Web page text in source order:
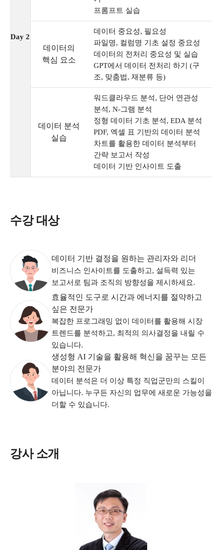
Day 2
프롬프트 실습
데이터의
핵심 요소
데이터 중요성, 필요성
파일명, 컬럼명 기초 설정 중요성
데이터의 전처리 중요성 및 실습
GPT에서 데이터 전처리 하기 (구
조, 맞춤법, 재분류 등)
데이터 분석
실습
워드클라우드 분석, 단어 연관성
분석, N-그램 분석
정형 데이터 기초 분석, EDA 분석
PDF, 엑셀 표 기반의 데이터 분석
차트를 활용한 데이터 분석부터
간략 보고서 작성
데이터 기반 인사이트 도출
수강 대상
데이터 기반 결정을 원하는 관리자와 리더
비즈니스 인사이트를 도출하고, 설득력 있는
보고서로 팀과 조직의 방향성을 제시하세요.
효율적인 도구로 시간과 에너지를 절약하고
싶은 전문가
복잡한 프로그래밍 없이 데이터를 활용해 시장
트렌드를 분석하고, 최적의 의사결정을 내릴 수
있습니다.
생성형 AI 기술을 활용해 혁신을 꿈꾸는 모든
분야의 전문가
데이터 분석은 더 이상 특정 직업군만의 스킬이
아닙니다. 누구든 자신의 업무에 새로운 가능성을
더할 수 있습니다.
강사 소개